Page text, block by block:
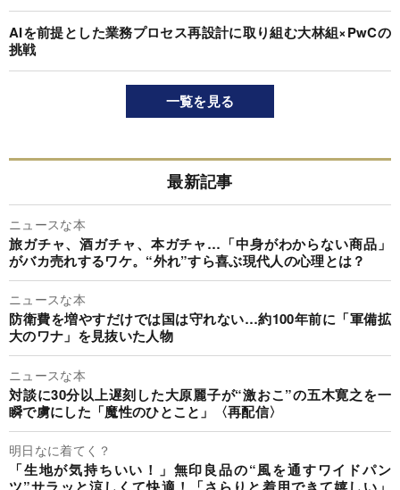
AIを前提とした業務プロセス再設計に取り組む大林組×PwCの
挑戦
一覧を見る
最新記事
ニュースな本
旅ガチャ、酒ガチャ、本ガチャ…「中身がわからない商品」
がバカ売れするワケ。“外れ”すら喜ぶ現代人の心理とは？
ニュースな本
防衛費を増やすだけでは国は守れない…約100年前に「軍備拡
大のワナ」を見抜いた人物
ニュースな本
対談に30分以上遅刻した大原麗子が“激おこ”の五木寛之を一
瞬で虜にした「魔性のひとこと」〈再配信〉
明日なに着てく？
「生地が気持ちいい！」無印良品の“風を通すワイドパン